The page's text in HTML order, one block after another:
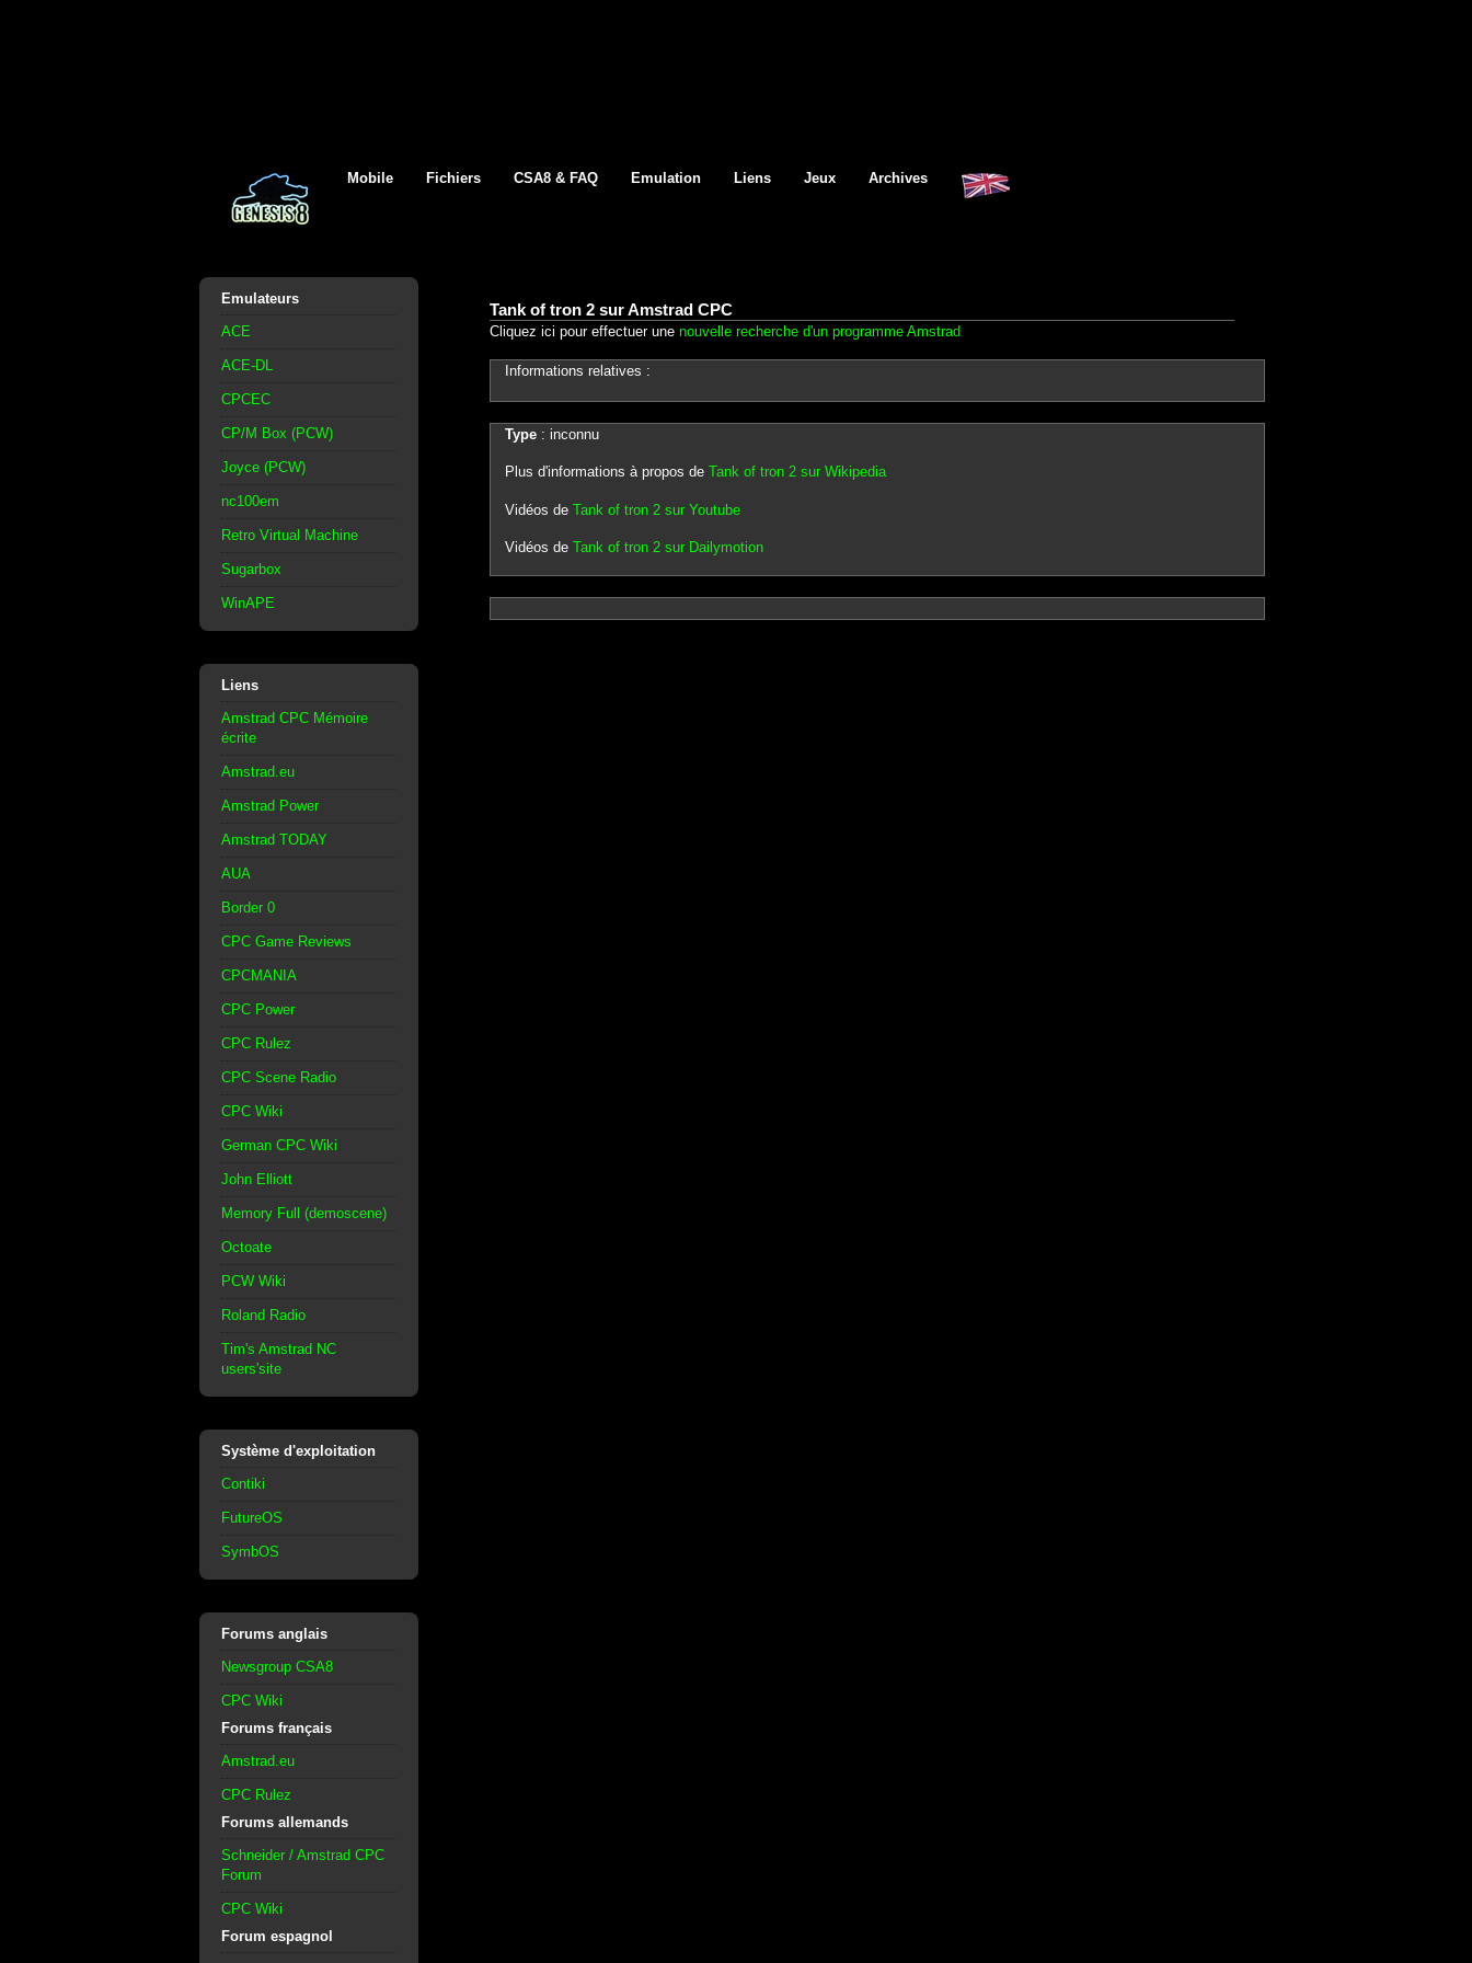
Mobile Fichiers CSA8 & FAQ Emulation Liens Jeux Archives
Emulateurs
ACE
ACE-DL
CPCEC
CP/M Box (PCW)
Joyce (PCW)
nc100em
Retro Virtual Machine
Sugarbox
WinAPE
Liens
Amstrad CPC Mémoire
écrite
Amstrad.eu
Amstrad Power
Amstrad TODAY
AUA
Border 0
CPC Game Reviews
CPCMANIA
CPC Power
CPC Rulez
CPC Scene Radio
CPC Wiki
German CPC Wiki
John Elliott
Memory Full (demoscene)
Octoate
PCW Wiki
Roland Radio
Tim's Amstrad NC
users'site
Système d'exploitation
Contiki
FutureOS
SymbOS
Forums anglais
Newsgroup CSA8
CPC Wiki
Forums français
Amstrad.eu
CPC Rulez
Forums allemands
Schneider / Amstrad CPC
Forum
CPC Wiki
Forum espagnol
Tank of tron 2 sur Amstrad CPC
Cliquez ici pour effectuer une nouvelle recherche d'un programme Amstrad
Informations relatives :
Type: inconnu
Plus d'informations à propos de Tank of tron 2 sur Wikipedia
Vidéos de Tank of tron 2 sur Youtube
Vidéos de Tank of tron 2 sur Dailymotion